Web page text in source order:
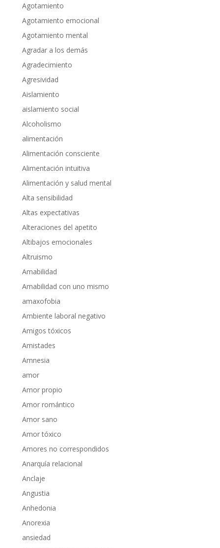
Agotamiento
Agotamiento emocional
Agotamiento mental
Agradar a los demás
Agradecimiento
Agresividad
Aislamiento
aislamiento social
Alcoholismo
alimentación
Alimentación consciente
Alimentación intuitiva
Alimentación y salud mental
Alta sensibilidad
Altas expectativas
Alteraciones del apetito
Altibajos emocionales
Altruismo
Amabilidad
Amabilidad con uno mismo
amaxofobia
Ambiente laboral negativo
Amigos tóxicos
Amistades
Amnesia
amor
Amor propio
Amor romántico
Amor sano
Amor tóxico
Amores no correspondidos
Anarquía relacional
Anclaje
Angustia
Anhedonia
Anorexia
ansiedad